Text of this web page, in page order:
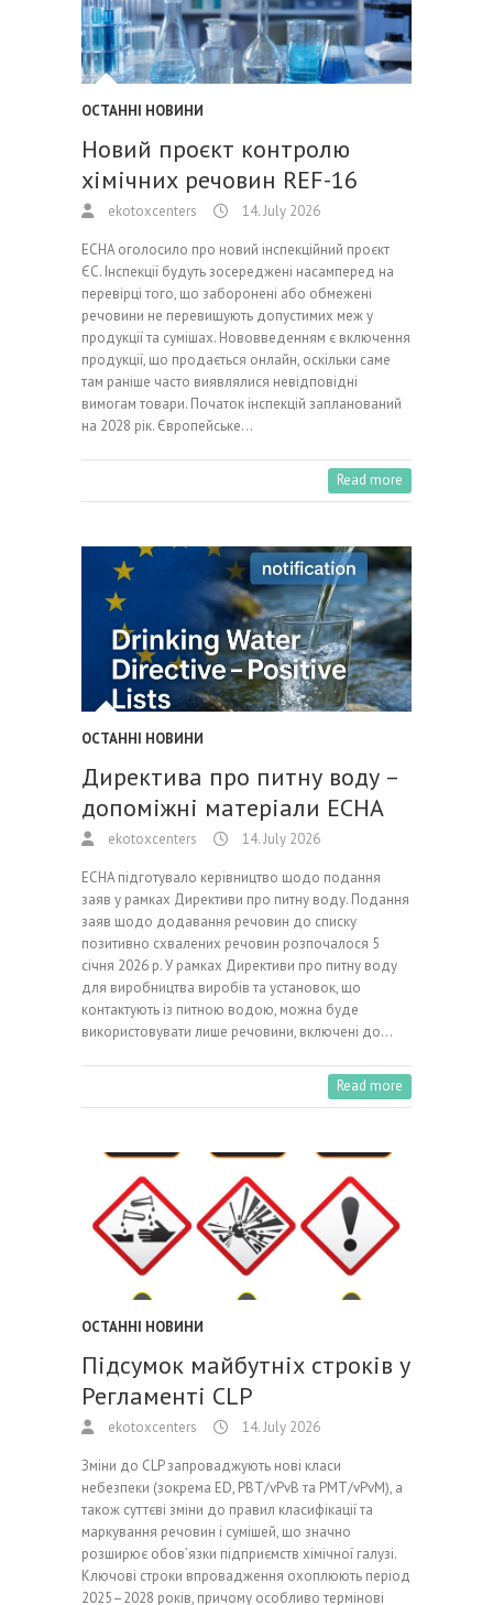
ОСТАННІ НОВИНИ
Новий проєкт контролю
хімічних речовин REF-16
ekotoxcenters 14. July 2026
ECHA оголосило про новий інспекційний проєкт
ЄС. Інспекції будуть зосереджені насамперед на
перевірці того, що заборонені або обмежені
речовини не перевищують допустимих меж у
продукції та сумішах. Нововведенням є включення
продукції, що продається онлайн, оскільки саме
там раніше часто виявлялися невідповідні
вимогам товари. Початок інспекцій запланований
на 2028 рік. Європейське…
Read more
ОСТАННІ НОВИНИ
Директива про питну воду –
допоміжні матеріали ECHA
ekotoxcenters 14. July 2026
ECHA підготувало керівництво щодо подання
заяв у рамках Директиви про питну воду. Подання
заяв щодо додавання речовин до списку
позитивно схвалених речовин розпочалося 5
січня 2026 р. У рамках Директиви про питну воду
для виробництва виробів та установок, що
контактують із питною водою, можна буде
використовувати лише речовини, включені до…
Read more
ОСТАННІ НОВИНИ
Підсумок майбутніх строків у
Регламенті CLP
ekotoxcenters 14. July 2026
Зміни до CLP запроваджують нові класи
небезпеки (зокрема ED, PBT/vPvB та PMT/vPvM), а
також суттєві зміни до правил класифікації та
маркування речовин і сумішей, що значно
розширює обов’язки підприємств хімічної галузі.
Ключові строки впровадження охоплюють період
2025–2028 років, причому особливо термінові